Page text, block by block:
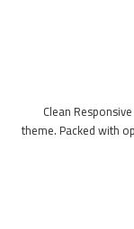
Clean
theme. Packed with